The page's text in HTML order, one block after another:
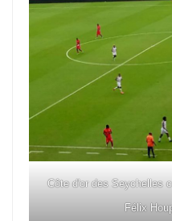
Côte d'or des Seychelles
Félix